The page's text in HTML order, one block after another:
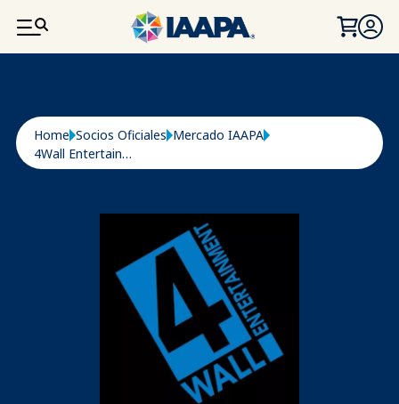
PASAR AL CONTENIDO PRINCIPAL
Ruta de navegación
Home Socios Oficiales Mercado IAAPA
4Wall Entertainment